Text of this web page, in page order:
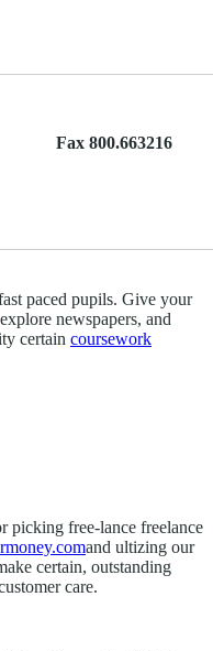
Fax 800.663216
paced pupils. Give your
newspapers, and
certain coursework
picking free-lance freelance
and ultizing our
certain, outstanding
care.